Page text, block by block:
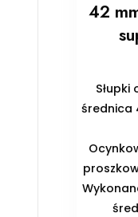
42
średnica